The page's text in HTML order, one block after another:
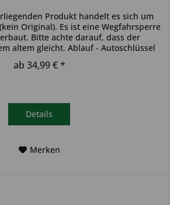
Produkt handelt es sich um
Original). Es ist eine Wegfahrsperre
Bitte achte darauf, dass der
altem gleicht. Ablauf - Autoschlüssel
ab 34,99 € *
Details
Merken